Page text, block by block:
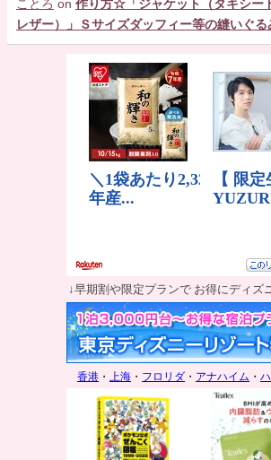
ことろ on 作り方☆「ジャケット（タキシー
レザー）」Ｓサイズダッフィー等の縫いぐる
↓早期割や限定プランで お得にディズ
香港 ・ 上海 ・ フロリダ ・ アナハイム ・